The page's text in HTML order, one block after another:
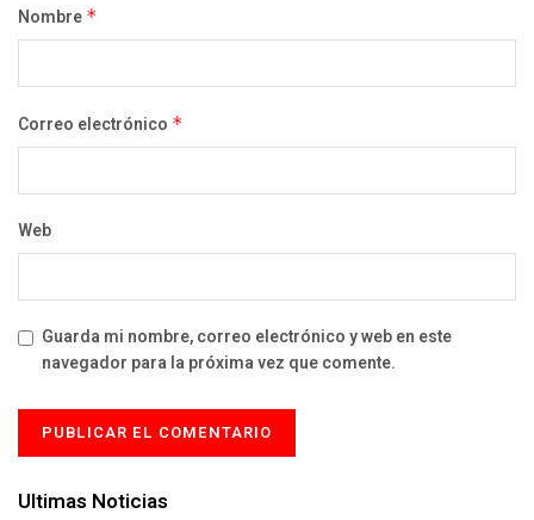
Nombre *
Correo electrónico *
Web
Guarda mi nombre, correo electrónico y web en este
navegador para la próxima vez que comente.
Ultimas Noticias